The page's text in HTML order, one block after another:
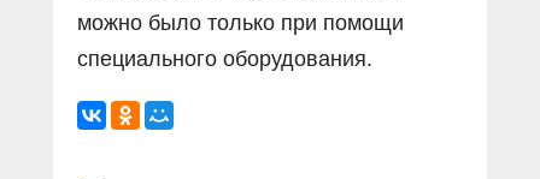
можно было только при помощи
специального оборудования.